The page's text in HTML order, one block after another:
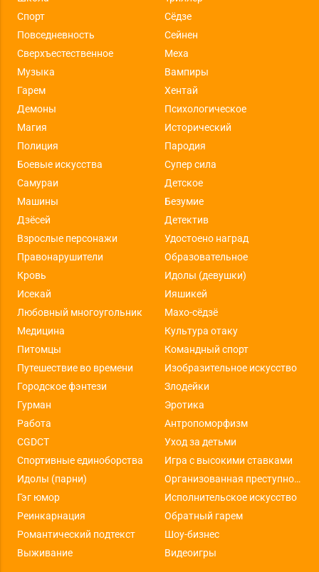
Спорт
Сёдзе
Повседневность
Сейнен
Сверхъестественное
Меха
Музыка
Вампиры
Гарем
Хентай
Демоны
Психологическое
Магия
Исторический
Полиция
Пародия
Боевые искусства
Супер сила
Самураи
Детское
Машины
Безумие
Дзёсей
Детектив
Взрослые персонажи
Удостоено наград
Правонарушители
Образовательное
Кровь
Идолы (девушки)
Исекай
Ияшикей
Любовный многоугольник
Махо-сёдзё
Медицина
Культура отаку
Питомцы
Командный спорт
Путешествие во времени
Изобразительное искусство
Городское фэнтези
Злодейки
Гурман
Эротика
Работа
Антропоморфизм
CGDCT
Уход за детьми
Спортивные единоборства
Игра с высокими ставками
Идолы (парни)
Организованная преступность
Гэг юмор
Исполнительское искусство
Реинкарнация
Обратный гарем
Романтический подтекст
Шоу-бизнес
Выживание
Видеоигры